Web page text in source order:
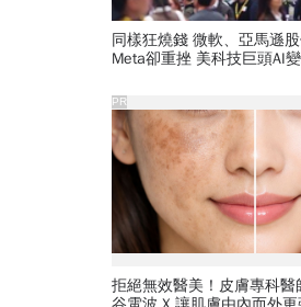
同樣狂燒錢 微軟、亞馬遜股價飆 谷歌、
Meta卻重挫 美科技巨頭AI變現考驗 台廠
拒絕無效醫美！皮膚專科醫
PR